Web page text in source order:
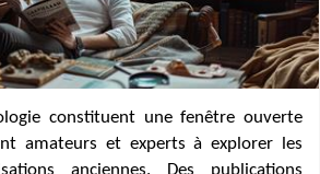
constituent une fenêtre ouverte
amateurs et experts à explorer les